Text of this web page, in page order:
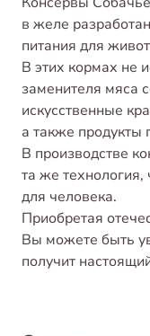
в желе
питания для
В этих кормах не
заменителя мяса
искусственные
а также продукты
В производстве
та же технология,
для человека.
Приобретая
Вы можете быть
получит